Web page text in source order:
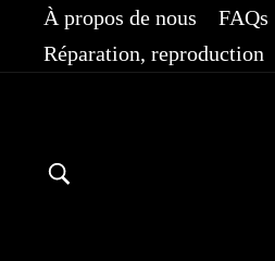
Passer
contenu
À propos de nous FAQs
Réparation, reproduction